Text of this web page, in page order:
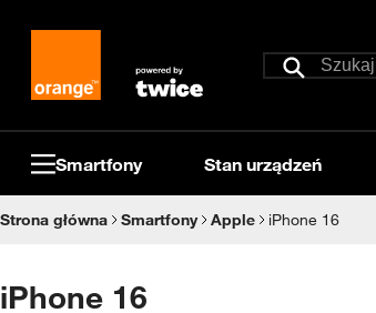
Szukaj
Szukaj
Smartfony Stan urządzeń
Strona główna Smartfony Apple iPhone 16
iPhone 16